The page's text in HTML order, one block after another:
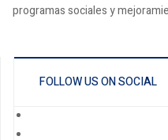
programas sociales y
FOLLOW US ON SOCIAL